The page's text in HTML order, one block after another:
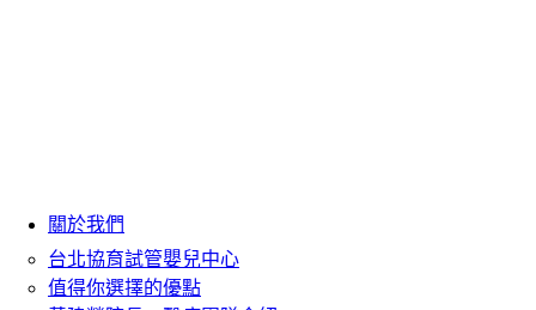
關於我們
台北協育試管嬰兒中心
值得你選擇的優點